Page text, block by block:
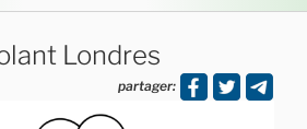
Londres
partager: